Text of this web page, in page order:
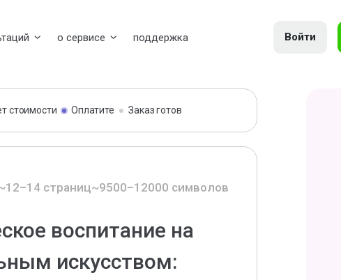
о сервисе поддержка Войти
стоимости Оплатите Заказ готов
страниц~9500–12000 символов
воспитание на
искусством: